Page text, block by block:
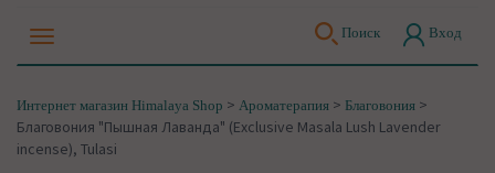
Поиск Вход
Интернет магазин Himalaya Shop > Ароматерапия > Благовония >
Благовония "Пышная Лаванда" (Exclusive Masala Lush Lavender
incense), Tulasi